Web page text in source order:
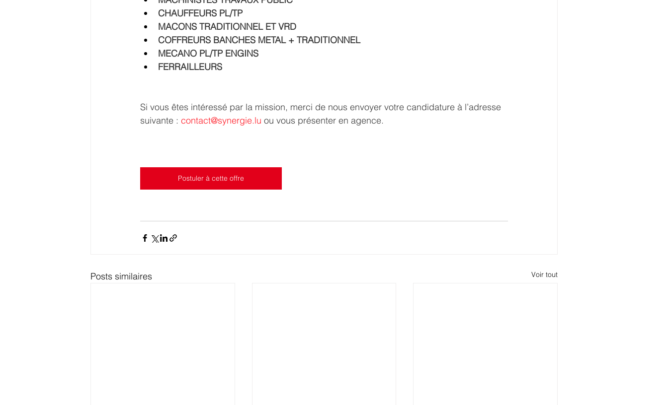
CHAUFFEURS PL/TP
MACONS TRADITIONNEL ET VRD
COFFREURS BANCHES METAL + TRADITIONNEL
MECANO PL/TP ENGINS
FERRAILLEURS
Si vous êtes intéressé par la mission, merci de nous envoyer votre candidature à l’adresse
suivante : contact@synergie.lu ou vous présenter en agence.
Postuler à cette offre
Posts similaires Voir tout